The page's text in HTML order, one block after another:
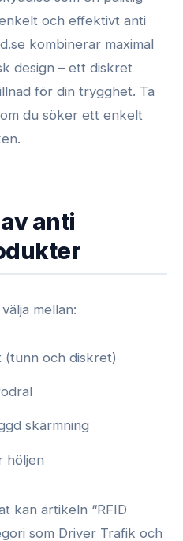
och effektivt anti
kombinerar maximal
design – ett diskret
för din trygghet. Ta
om du söker ett enkelt
anti
mellan:
(tunn och diskret)
skärmning
höljen
kan artikeln “RFID
som Driver Trafik och